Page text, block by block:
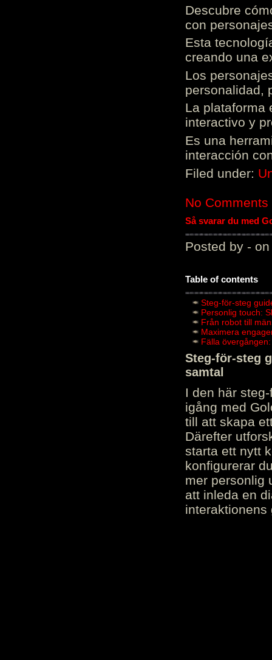
Descubre
con
Esta
creando una
Los
personalidad,
La plataforma
interactivo y
Es una
interacción
Filed under:
No Comments
Så svarar du med
Posted by - on
Table of contents
Steg-för-steg
Personlig touch:
Från robot till
Maximera
Fälla
Steg-för-steg
samtal
I den här
igång med
till att skapa
Därefter
starta ett nytt
konfigurerar
mer personlig
att inleda en
interaktionens